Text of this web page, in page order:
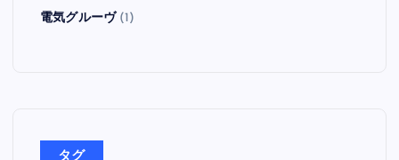
電気グルーヴ(1)
タグ